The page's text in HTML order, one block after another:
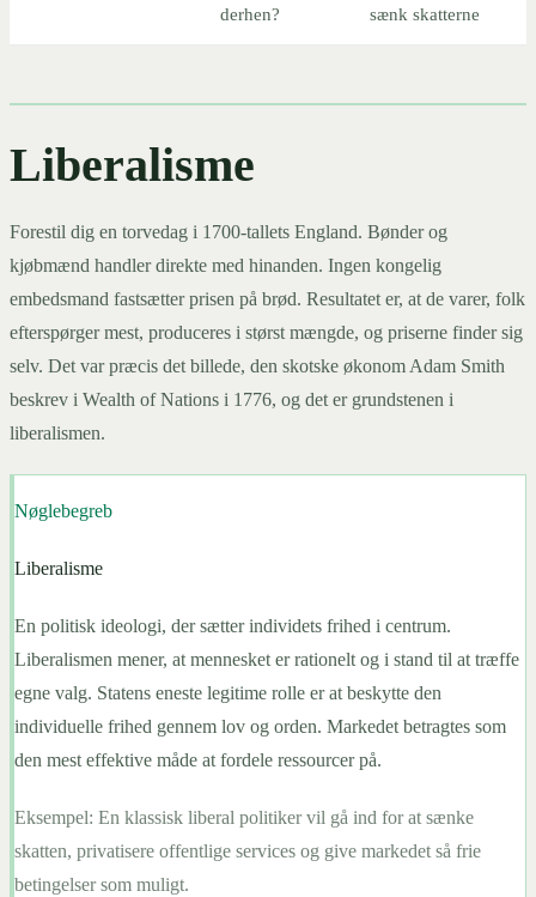
derhen? sænk skatterne
Liberalisme
Forestil dig en torvedag i 1700-tallets England. Bønder og
kjøbmænd handler direkte med hinanden. Ingen kongelig
embedsmand fastsætter prisen på brød. Resultatet er, at de varer, folk
efterspørger mest, produceres i størst mængde, og priserne finder sig
selv. Det var præcis det billede, den skotske økonom Adam Smith
beskrev i Wealth of Nations i 1776, og det er grundstenen i
liberalismen.
Nøglebegreb
Liberalisme
En politisk ideologi, der sætter individets frihed i centrum.
Liberalismen mener, at mennesket er rationelt og i stand til at træffe
egne valg. Statens eneste legitime rolle er at beskytte den
individuelle frihed gennem lov og orden. Markedet betragtes som
den mest effektive måde at fordele ressourcer på.
Eksempel: En klassisk liberal politiker vil gå ind for at sænke
skatten, privatisere offentlige services og give markedet så frie
betingelser som muligt.